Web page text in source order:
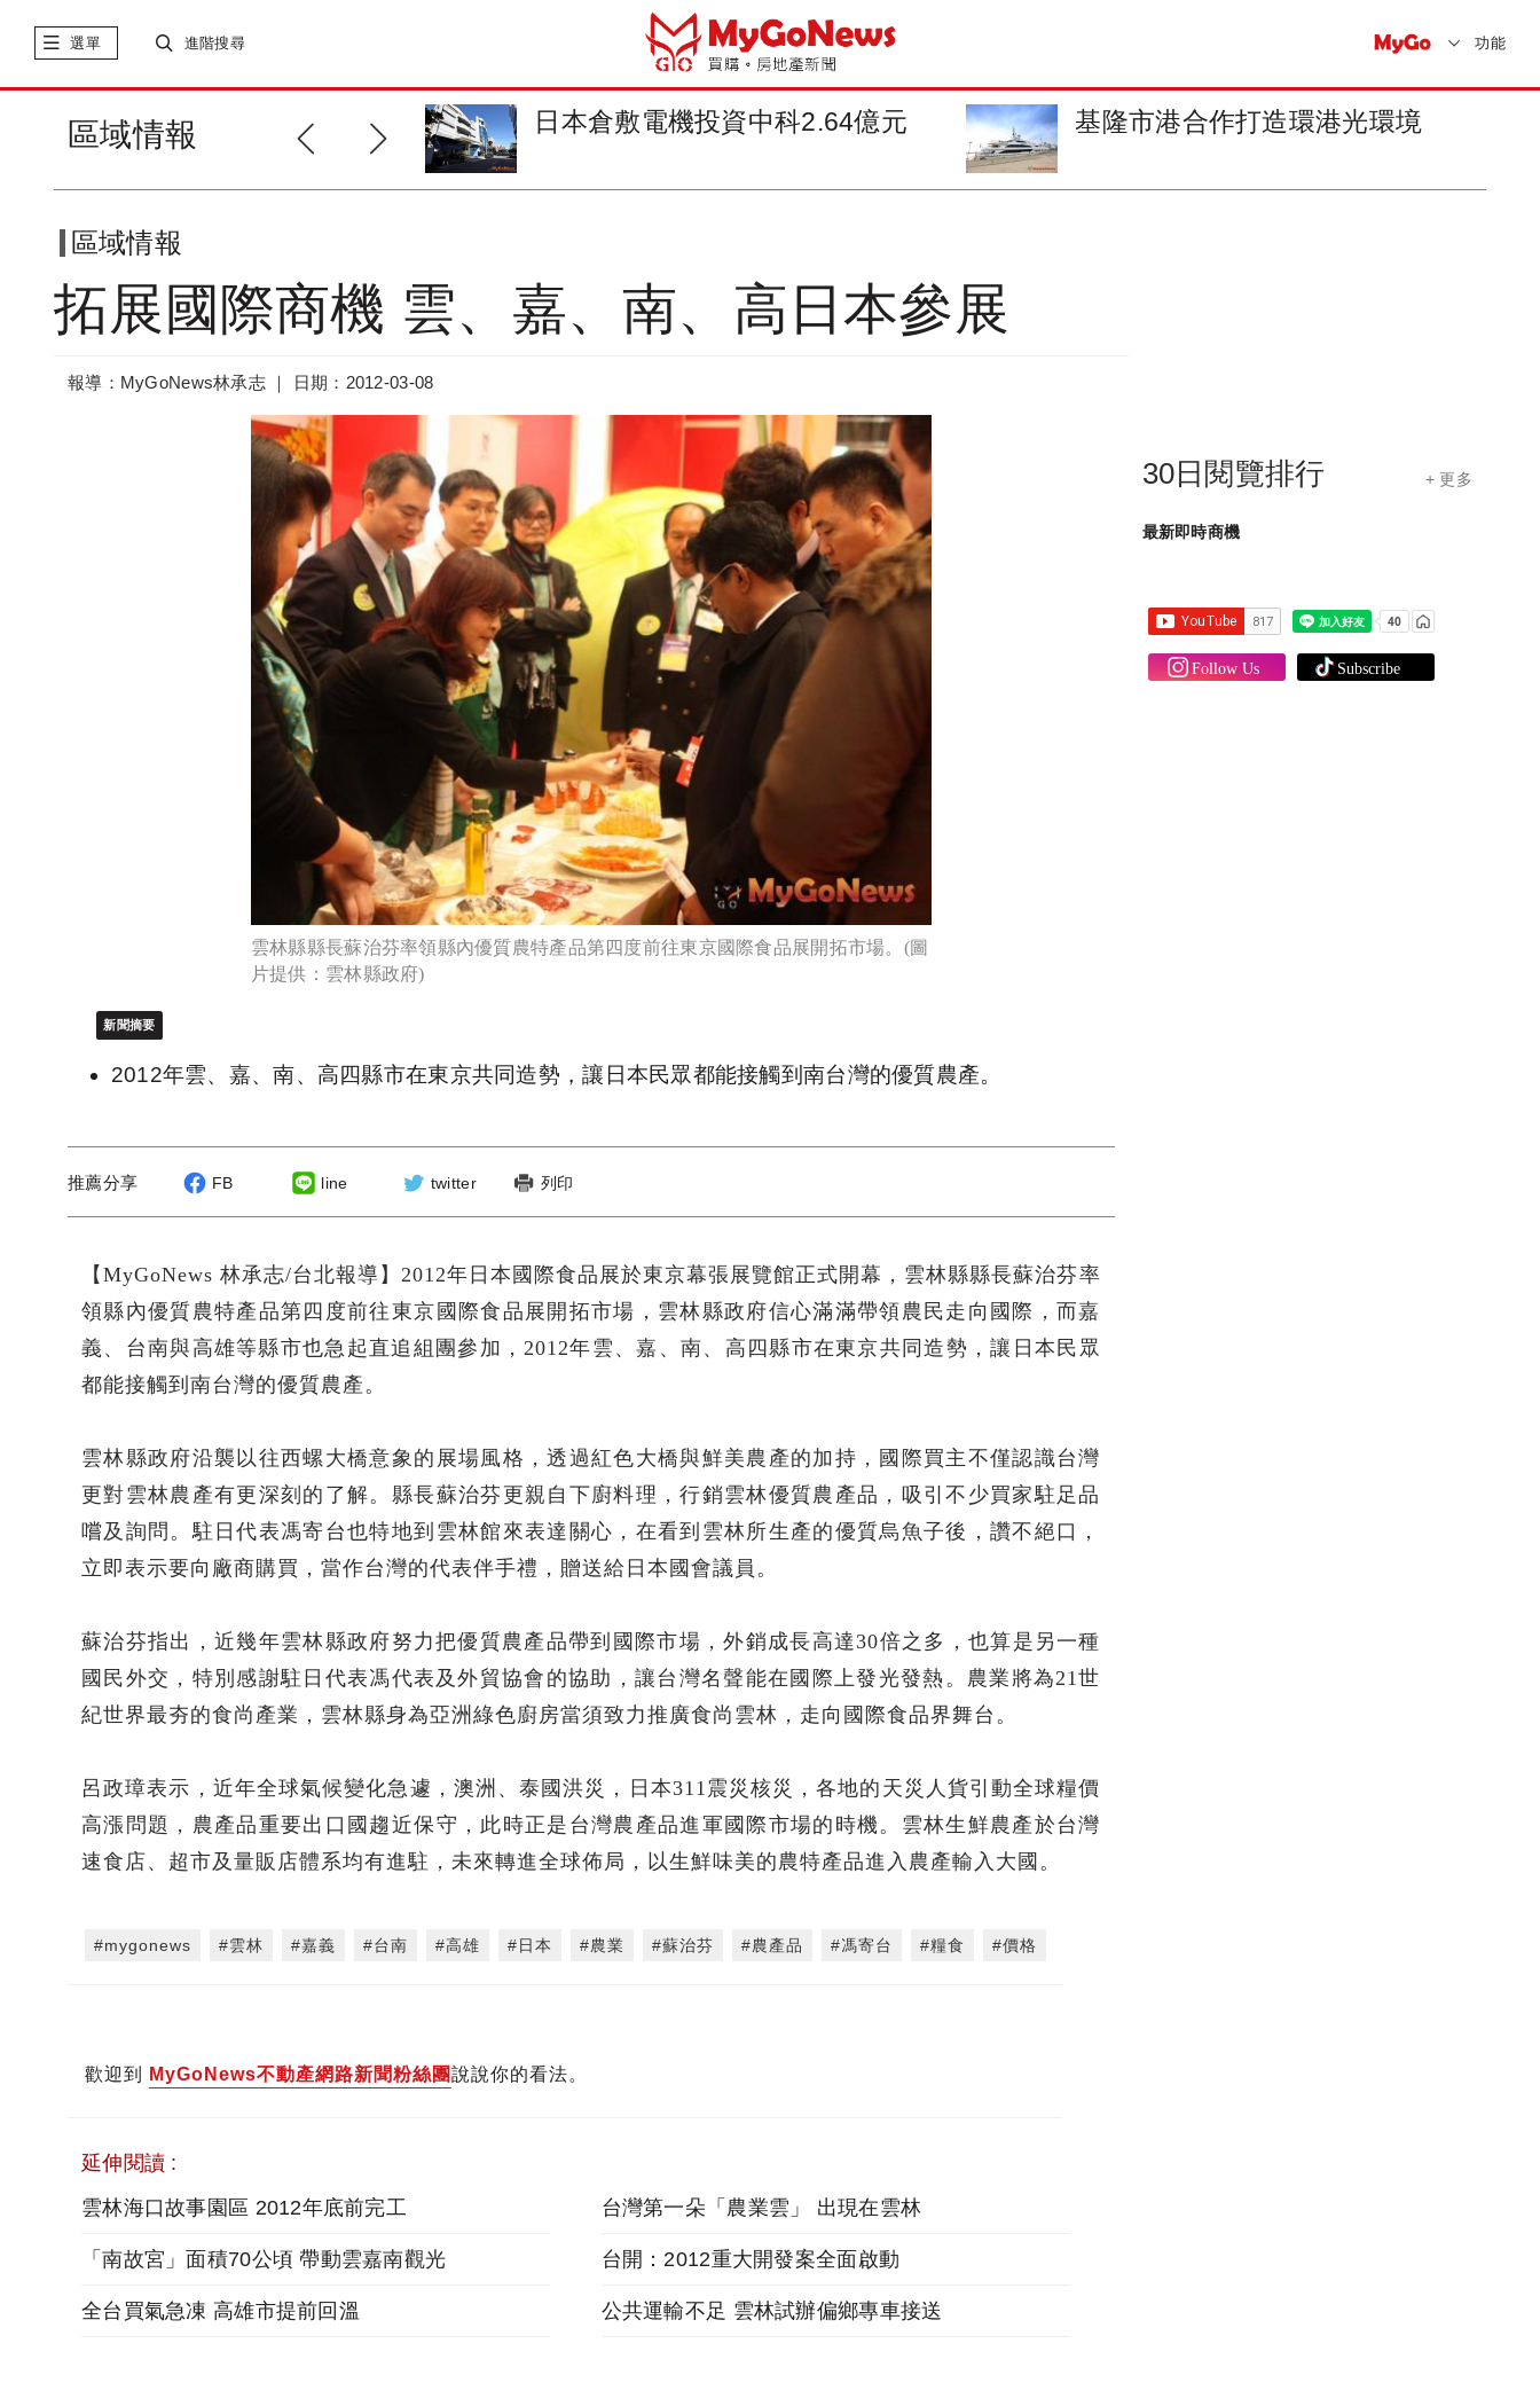
選單 進階搜尋 功能
區域情報
本倉敷電機投資中科2.64億元 基隆市港合作打造環港光環境
溪州橋改建可連接新竹縣市重點
區域情報
拓展國際商機 雲、嘉、南、高日本參展
報導：MyGoNews林承志 ｜ 日期：2012-03-08
雲林縣縣長蘇治芬率領縣內優質農特產品第四度前往東京國際食品展開拓市場。(圖
片提供：雲林縣政府)
新聞摘要
2012年雲、嘉、南、高四縣市在東京共同造勢，讓日本民眾都能接觸到南台灣的優質農產。
推薦分享 FB line twitter 列印
【MyGoNews 林承志/台北報導】2012年日本國際食品展於東京幕張展覽館正式開幕，雲林縣縣長蘇治芬率
領縣內優質農特產品第四度前往東京國際食品展開拓市場，雲林縣政府信心滿滿帶領農民走向國際，而嘉
義、台南與高雄等縣市也急起直追組團參加，2012年雲、嘉、南、高四縣市在東京共同造勢，讓日本民眾
都能接觸到南台灣的優質農產。
雲林縣政府沿襲以往西螺大橋意象的展場風格，透過紅色大橋與鮮美農產的加持，國際買主不僅認識台灣
更對雲林農產有更深刻的了解。縣長蘇治芬更親自下廚料理，行銷雲林優質農產品，吸引不少買家駐足品
嚐及詢問。駐日代表馮寄台也特地到雲林館來表達關心，在看到雲林所生產的優質烏魚子後，讚不絕口，
立即表示要向廠商購買，當作台灣的代表伴手禮，贈送給日本國會議員。
蘇治芬指出，近幾年雲林縣政府努力把優質農產品帶到國際市場，外銷成長高達30倍之多，也算是另一種
國民外交，特別感謝駐日代表馮代表及外貿協會的協助，讓台灣名聲能在國際上發光發熱。農業將為21世
紀世界最夯的食尚產業，雲林縣身為亞洲綠色廚房當須致力推廣食尚雲林，走向國際食品界舞台。
呂政璋表示，近年全球氣候變化急遽，澳洲、泰國洪災，日本311震災核災，各地的天災人貨引動全球糧價
高漲問題，農產品重要出口國趨近保守，此時正是台灣農產品進軍國際市場的時機。雲林生鮮農產於台灣
速食店、超市及量販店體系均有進駐，未來轉進全球佈局，以生鮮味美的農特產品進入農產輸入大國。
#mygonews #雲林 #嘉義 #台南 #高雄 #日本 #農業 #蘇治芬 #農產品 #馮寄台 #糧食 #價格
歡迎到 MyGoNews不動產網路新聞粉絲團說說你的看法。
延伸閱讀 :
雲林海口故事園區 2012年底前完工
台灣第一朵「農業雲」 出現在雲林
「南故宮」面積70公頃 帶動雲嘉南觀光 台開：2012重大開發案全面啟動
全台買氣急凍 高雄市提前回溫 公共運輸不足 雲林試辦偏鄉專車接送
30日閱覽排行 + 更多
最新即時商機